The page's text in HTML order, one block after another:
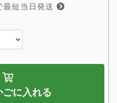
最短当日発送
ごに入れる